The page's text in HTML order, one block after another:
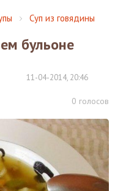
Суп из говядины
бульоне
11-04-2014, 20:46
0 голосов